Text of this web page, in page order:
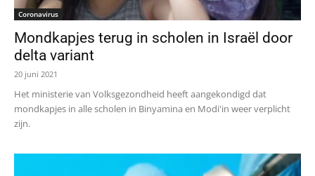
Coronavirus
Mondkapjes terug in scholen in Israël door
delta variant
20 juni 2021
Het ministerie van Volksgezondheid heeft aangekondigd dat
mondkapjes in alle scholen in Binyamina en Modi'in weer verplicht
zijn.